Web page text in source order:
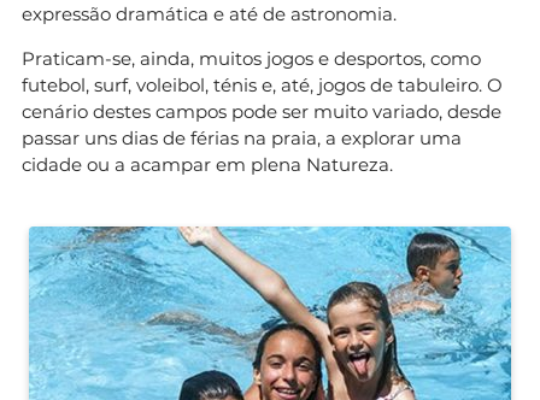
expressão dramática e até de astronomia.
Praticam-se, ainda, muitos jogos e desportos, como
futebol, surf, voleibol, ténis e, até, jogos de tabuleiro. O
cenário destes campos pode ser muito variado, desde
passar uns dias de férias na praia, a explorar uma
cidade ou a acampar em plena Natureza.